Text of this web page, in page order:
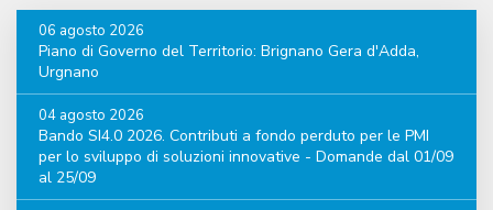
06 agosto 2026
Piano di Governo del Territorio: Brignano Gera d'Adda,
Urgnano
04 agosto 2026
Bando SI4.0 2026. Contributi a fondo perduto per le PMI
per lo sviluppo di soluzioni innovative - Domande dal 01/09
al 25/09